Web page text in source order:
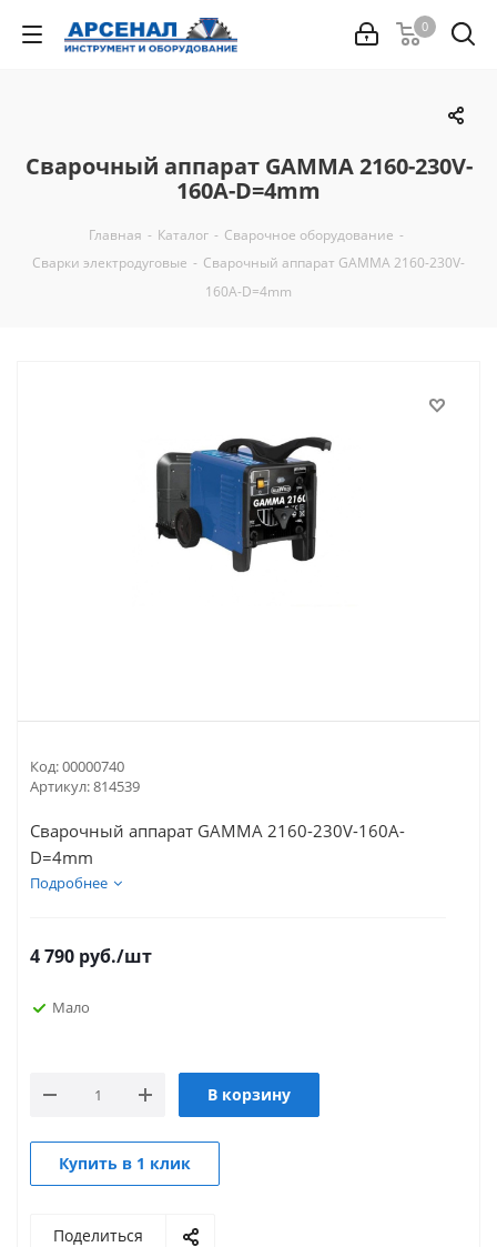
0
Сварочный аппарат GAMMA 2160-230V-
160A-D=4mm
Главная - Каталог - Сварочное оборудование -
Сварки электродуговые - Сварочный аппарат GAMMA 2160-230V-
160A-D=4mm
Код:00000740
Артикул:814539
Сварочный аппарат GAMMA 2160-230V-160A-
D=4mm
Подробнее
4 790 руб./шт
Мало
В корзину
Купить в 1 клик
Поделиться